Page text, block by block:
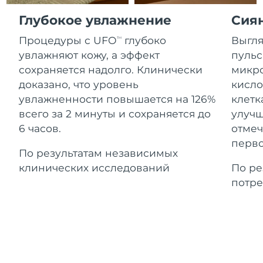
Глубокое увлажнение
Процедуры с UFOTM
глубоко
увлажняют кожу, а эффект
сохраняется надолго. Клинически
доказано, что уровень
увлажненности повышается на 126%
всего за 2 минуты и сохраняется до
6 часов.
По результатам независимых
клинических исследований
По
For healthy hair
Косметика Для мужчин
Купить
ПОДРОБНЕЕ
Гибралтар
14/08/2026
Греция
Ожидаемая дата доставки
10/08/2026
Гонконг (САР)
11/08/2026
Венгрия
Ожидаемая дата доставки
Исландия
Ожидаемая дата доставки
Ожидаемая дата доставки